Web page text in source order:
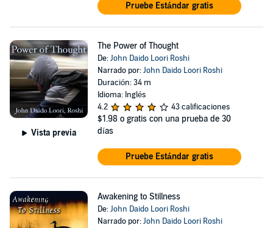
Pruebe Estándar gratis
Vista previa
The Power of Thought
De:John Daido Loori Roshi
Narrado por:John Daido Loori Roshi
Duración: 34 m
Idioma: Inglés
4.2
43 calificaciones
$1.98 o gratis con una prueba de 30
días
Pruebe Estándar gratis
Awakening to Stillness
De:John Daido Loori Roshi
Narrado por:John Daido Loori Roshi